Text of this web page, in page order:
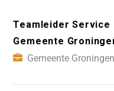
Teamleider Service
Gemeente
Gemeente Groningen